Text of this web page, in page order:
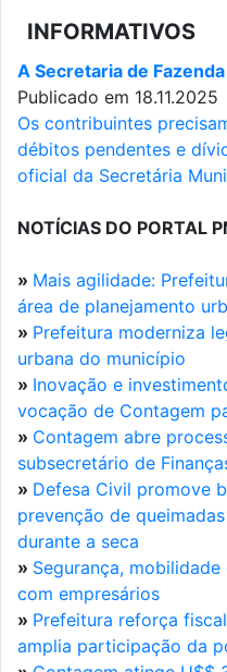
INFORMATIVOS
A Secretaria de
Publicado em 18.11.2025
Os contribuintes
débitos pendentes e
oficial da Secretária
NOTÍCIAS DO PORTAL
» Mais agilidade:
área de planejamento
» Prefeitura moderniza
urbana do município
» Inovação e
vocação de Contagem
» Contagem abre
subsecretário de
» Defesa Civil promove
prevenção de
durante a seca
» Segurança,
com empresários
» Prefeitura reforça
amplia participação da